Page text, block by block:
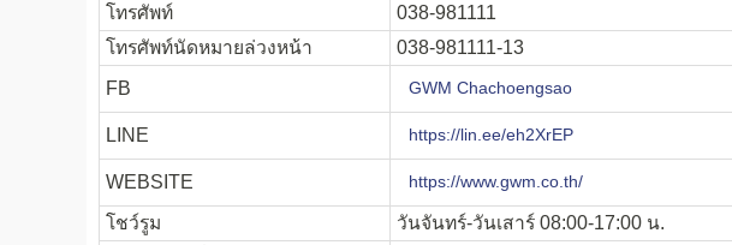
โทรศัพท์
038-981111
โทรศัพท์นัดหมายล่วงหน้า
038-981111-13
FB
GWM Chachoengsao
LINE https://lin.ee/eh2XrEP
WEBSITE https://www.gwm.co.th/
โชว์รูม
วันจันทร์-วันเสาร์ 08:00-17:00 น.